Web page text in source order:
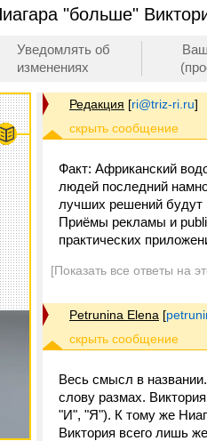
"больше"
Уведомлять об
изменениях
Редакция [ri@triz-ri.ru]
Факт: Африканский
людей последний
лучших решений будут
Приёмы рекламы и
практических
[Показать все ответы на
Petrunina Elena [
Весь смысл в
слову размах.
"И", "Я"). К тому же
Виктория всего лишь